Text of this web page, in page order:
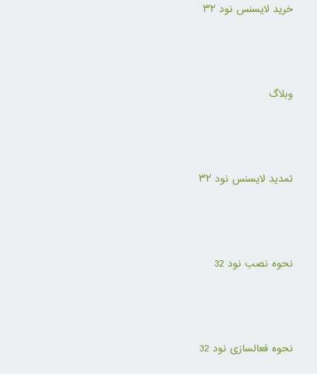
خرید لایسنس نود ۳۲
وبلاگ
تمدید لایسنس نود ۳۲
نحوه نصب نود 32
نحوه فعالسازی نود 32